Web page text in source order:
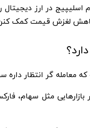
اسلیپیج در ارز دیجیتال
کاهش لغزش قیمت کمک
گر انتظار
مثل سهام،